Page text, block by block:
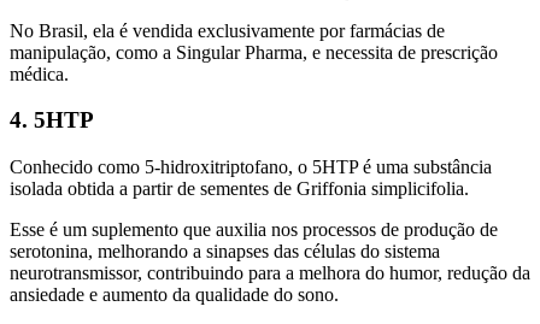
No Brasil, ela é vendida exclusivamente por farmácias de
manipulação, como a Singular Pharma, e necessita de prescrição
médica.
4. 5HTP
Conhecido como 5-hidroxitriptofano, o 5HTP é uma substância
isolada obtida a partir de sementes de Griffonia simplicifolia.
Esse é um suplemento que auxilia nos processos de produção de
serotonina, melhorando a sinapses das células do sistema
neurotransmissor, contribuindo para a melhora do humor, redução da
ansiedade e aumento da qualidade do sono.